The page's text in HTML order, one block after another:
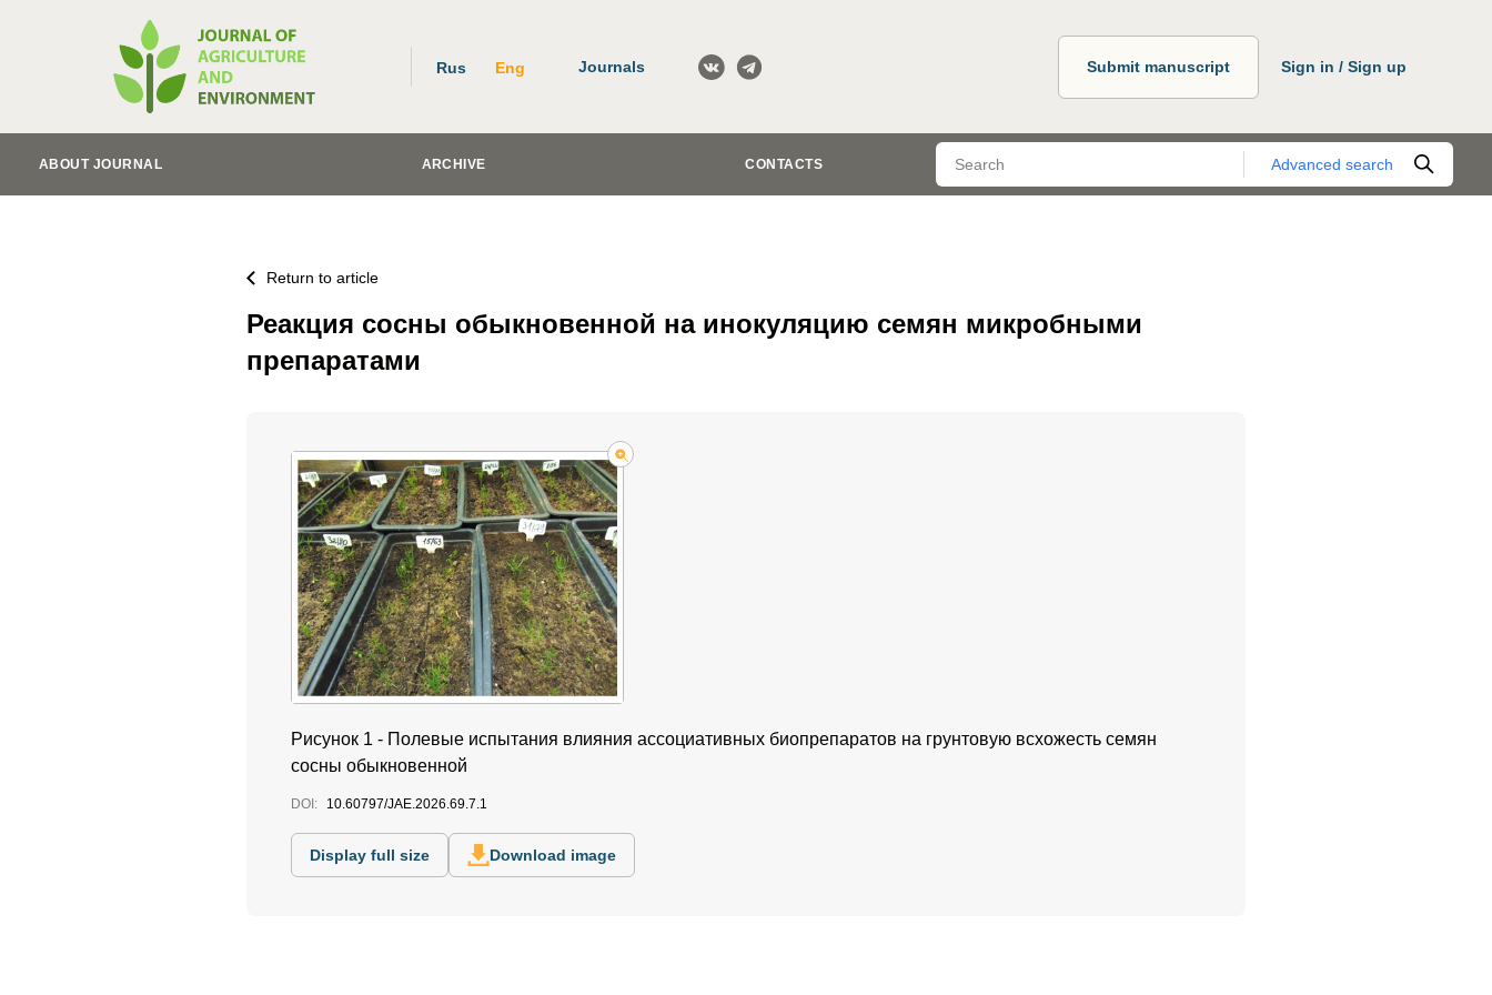
Rus Eng Journals Submit manuscript Sign in / Sign up
ABOUT JOURNAL ARCHIVE CONTACTS Advanced search
Return to article
Реакция сосны обыкновенной на инокуляцию семян микробными
препаратами
Рисунок 1 - Полевые испытания влияния ассоциативных биопрепаратов на грунтовую всхожесть семян
сосны обыкновенной
DOI: 10.60797/JAE.2026.69.7.1
Display full size Download image